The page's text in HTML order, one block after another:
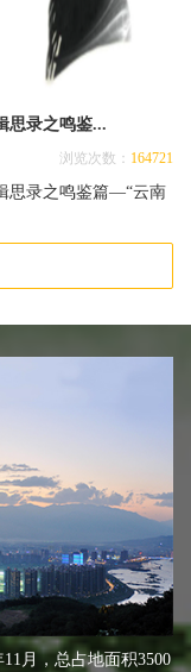
思录之鸣鉴...
浏览次数： 164721
思录之鸣鉴篇—“云南
月，总占地面积3500